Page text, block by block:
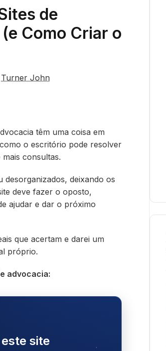
de
Como Criar o
Turner John
têm uma coisa em
o escritório pode resolver
consultas.
deixando os
deve fazer o oposto,
ajudar e dar o próximo
que acertam e darei um
próprio.
advocacia:
site